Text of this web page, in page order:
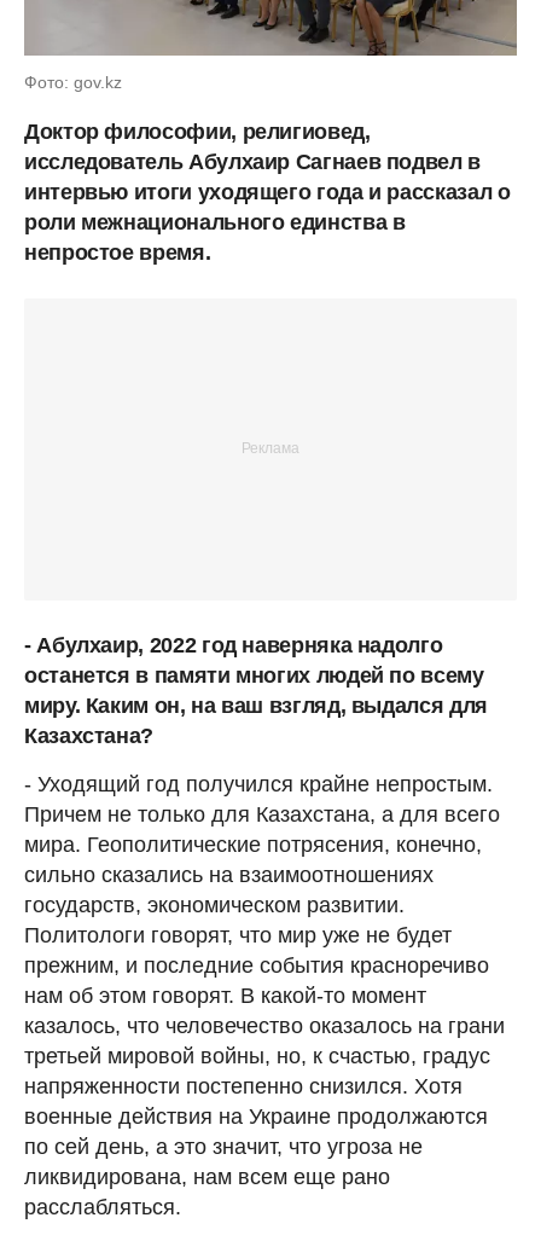
Фото: gov.kz
Доктор философии, религиовед,
исследователь Абулхаир Сагнаев подвел в
интервью итоги уходящего года и рассказал о
роли межнационального единства в
непростое время.
- Абулхаир, 2022 год наверняка надолго
останется в памяти многих людей по всему
миру. Каким он, на ваш взгляд, выдался для
Казахстана?
- Уходящий год получился крайне непростым.
Причем не только для Казахстана, а для всего
мира. Геополитические потрясения, конечно,
сильно сказались на взаимоотношениях
государств, экономическом развитии.
Политологи говорят, что мир уже не будет
прежним, и последние события красноречиво
нам об этом говорят. В какой-то момент
казалось, что человечество оказалось на грани
третьей мировой войны, но, к счастью, градус
напряженности постепенно снизился. Хотя
военные действия на Украине продолжаются
по сей день, а это значит, что угроза не
ликвидирована, нам всем еще рано
расслабляться.